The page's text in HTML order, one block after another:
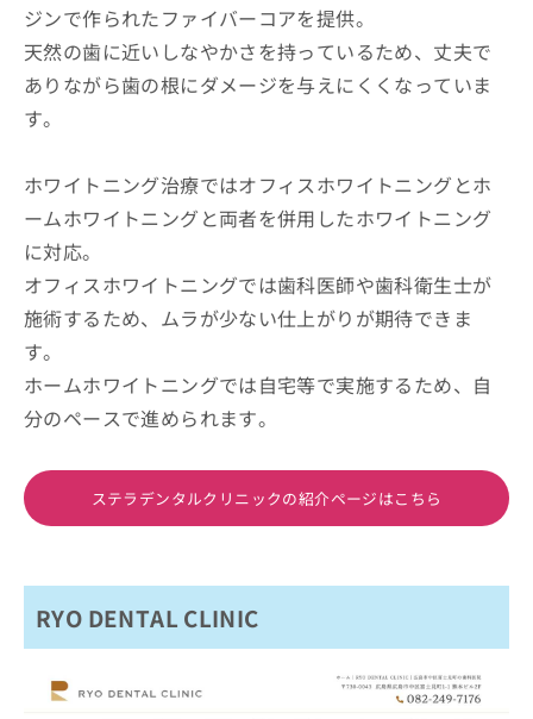
ジンで作られたファイバーコアを提供。
天然の歯に近いしなやかさを持っているため、丈夫で
ありながら歯の根にダメージを与えにくくなっていま
す。
ホワイトニング治療ではオフィスホワイトニングとホ
ームホワイトニングと両者を併用したホワイトニング
に対応。
オフィスホワイトニングでは歯科医師や歯科衛生士が
施術するため、ムラが少ない仕上がりが期待できま
す。
ホームホワイトニングでは自宅等で実施するため、自
分のペースで進められます。
ステラデンタルクリニックの紹介ページはこちら
RYO DENTAL CLINIC